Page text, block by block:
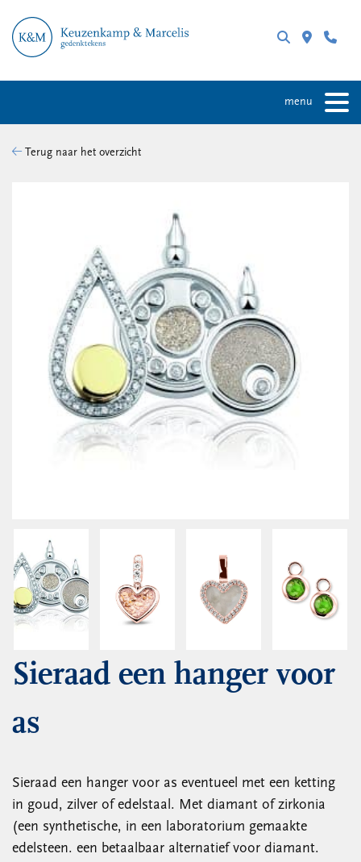
menu
Terug naar het overzicht
Sieraad een hanger voor
as
Sieraad een hanger voor as eventueel met een ketting
in goud, zilver of edelstaal. Met diamant of zirkonia
(een synthetische, in een laboratorium gemaakte
edelsteen. een betaalbaar alternatief voor diamant.